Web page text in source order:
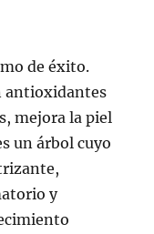
de éxito.
antioxidantes
mejora la piel
un árbol cuyo
y